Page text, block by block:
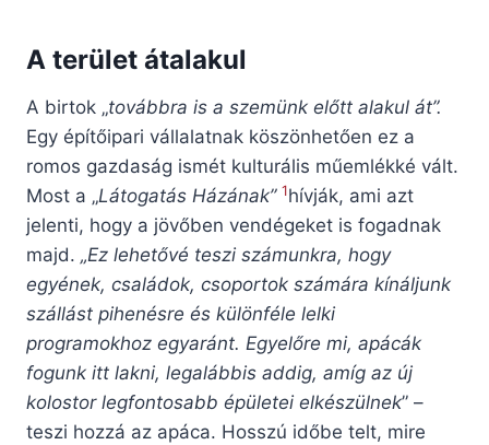
A terület átalakul
A birtok „továbbra is a szemünk előtt alakul át”.
Egy építőipari vállalatnak köszönhetően ez a
romos gazdaság ismét kulturális műemlékké vált.
Most a „Látogatás Házának” 1hívják, ami azt
jelenti, hogy a jövőben vendégeket is fogadnak
majd. „Ez lehetővé teszi számunkra, hogy
egyének, családok, csoportok számára kínáljunk
szállást pihenésre és különféle lelki
programokhoz egyaránt. Egyelőre mi, apácák
fogunk itt lakni, legalábbis addig, amíg az új
kolostor legfontosabb épületei elkészülnek” –
teszi hozzá az apáca. Hosszú időbe telt, mire